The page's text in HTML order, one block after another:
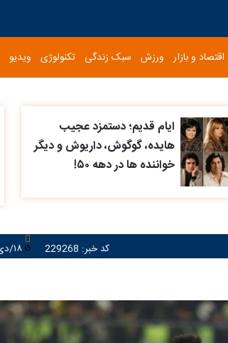
اقتصاد و بازار ورزش سبک زندگی تکنولوژی ویدیو
ایام قدیم؛ دستمزد عجیب
هایده، گوگوش، داریوش و دیگر
خواننده ها در دهه ۵۰!
کد خبر: 229268 ۱۸/دی/۱۴۰۳ ۱۶:۳۰:۱۴